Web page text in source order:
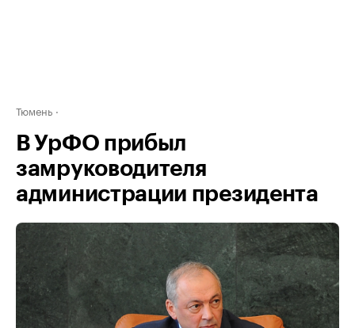
Тюмень
В УрФО прибыл
замруководителя
администрации президента